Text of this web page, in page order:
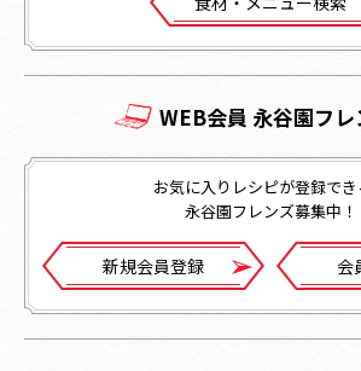
WEB会員 永谷園フレ
お気に入りレシピが登録でき
永谷園フレンズ募集中！
新規会員登録 会